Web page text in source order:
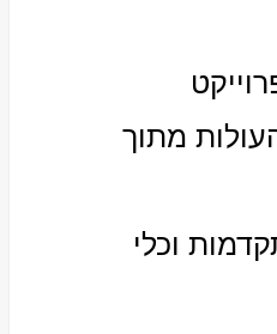
מתוך
וכלי